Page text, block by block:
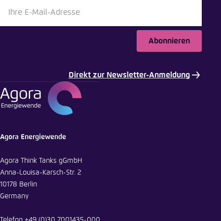
Bluesky
E-Mail
Abonnieren
Direkt zur Newsletter-Anmeldung
Agora Energiewende
Agora Think Tanks gGmbH
Anna-Louisa-Karsch-Str. 2
10178 Berlin
Germany